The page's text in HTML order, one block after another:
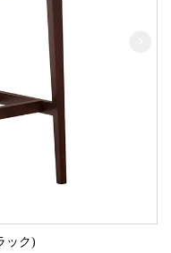
ック)